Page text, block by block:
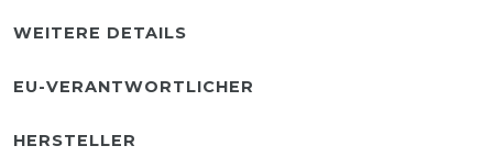
WEITERE DETAILS
EU-VERANTWORTLICHER
HERSTELLER